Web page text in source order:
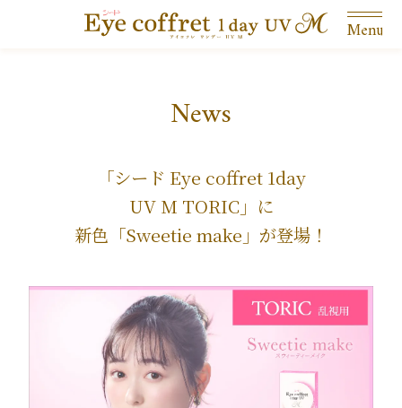
Menu
News
「シード Eye coffret 1day
UV M TORIC」に
新色「Sweetie make」が登場！